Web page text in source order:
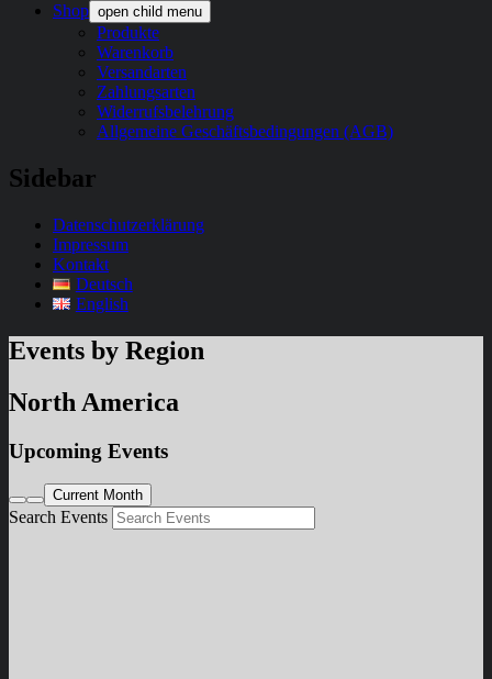
Shop open child menu
Produkte
Warenkorb
Versandarten
Zahlungsarten
Widerrufsbelehrung
Allgemeine Geschäftsbedingungen (AGB)
Sidebar
Datenschutzerklärung
Impressum
Kontakt
Deutsch
English
Events by Region
North America
Upcoming Events
Current Month
Search Events